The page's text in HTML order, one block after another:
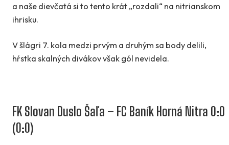
a naše dievčatá si to tento krát „rozdali“ na nitrianskom
ihrisku.
V šlágri 7. kola medzi prvým a druhým sa body delili,
hŕstka skalných divákov však gól nevidela.
FK Slovan Duslo Šaľa – FC Baník Horná Nitra 0:0
(0:0)